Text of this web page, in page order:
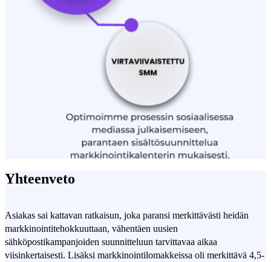
Yhteenveto
Asiakas sai kattavan ratkaisun, joka paransi merkittävästi heidän
markkinointitehokkuuttaan, vähentäen uusien
sähköpostikampanjoiden suunnitteluun tarvittavaa aikaa
viisinkertaisesti. Lisäksi markkinointilomakkeissa oli merkittävä 4,5-